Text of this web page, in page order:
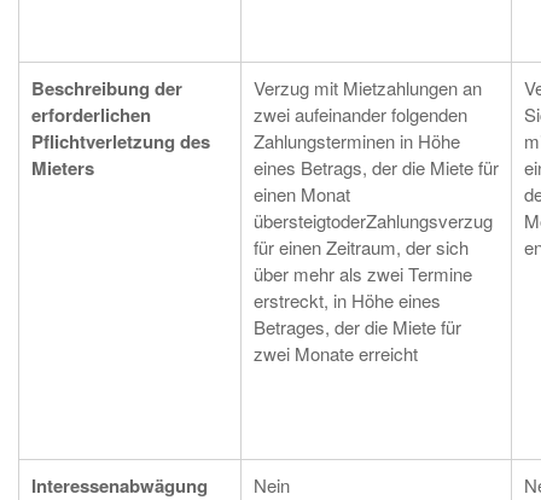
Beschreibung der
erforderlichen
Pflichtverletzung des
Mieters
Verzug mit Mietzahlungen an
zwei aufeinander folgenden
Zahlungsterminen in Höhe
eines Betrags, der die Miete für
einen Monat
übersteigtoderZahlungsverzug
für einen Zeitraum, der sich
über mehr als zwei Termine
erstreckt, in Höhe eines
Betrages, der die Miete für
zwei Monate erreicht
Interessenabwägung
Nein